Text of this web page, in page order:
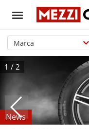
T
g
g
l
n
a
v
News
1 / 2